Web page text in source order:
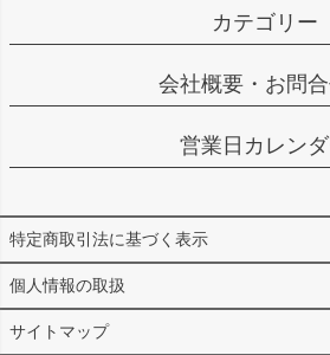
カテゴリー
会社概要・お問
営業日カレン
特定商取引法に基づく表示
個人情報の取扱
サイトマップ